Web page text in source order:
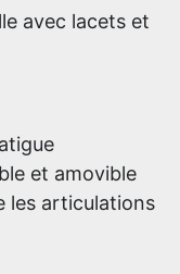
avec lacets et
et amovible
les articulations